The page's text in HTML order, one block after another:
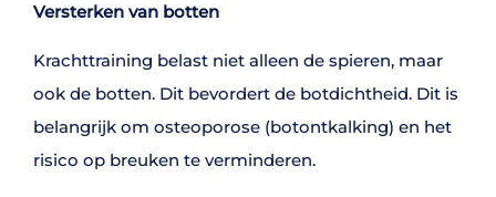
Versterken van botten
Krachttraining belast niet alleen de spieren, maar
ook de botten. Dit bevordert de botdichtheid. Dit is
belangrijk om osteoporose (botontkalking) en het
risico op breuken te verminderen.